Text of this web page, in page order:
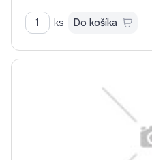
ks Do košíka